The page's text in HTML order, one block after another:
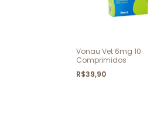
Vonau Vet 6mg 10
Comprimidos
R$39,90